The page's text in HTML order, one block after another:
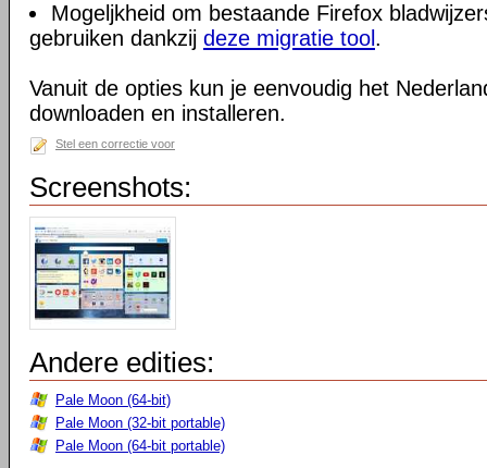
Mogeljkheid om bestaande Firefox
gebruiken dankzij deze migratie tool .
Vanuit de opties kun je eenvoudig het
downloaden en installeren.
Stel een correctie voor
Screenshots:
Andere edities:
Pale Moon (64-bit)
Pale Moon (32-bit portable)
Pale Moon (64-bit portable)